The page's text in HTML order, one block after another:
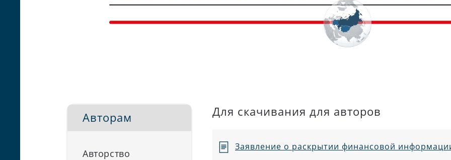
Авторам
Авторство
Для скачивания для авторов
Заявление о раскрытии финансовой